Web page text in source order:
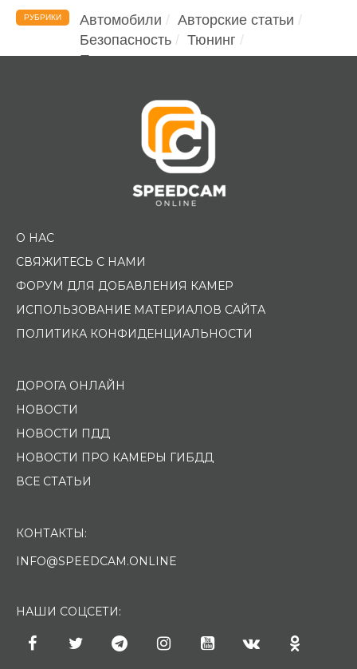
РУБРИКИ Автомобили
Авторские статьи
Безопасность
Тюнинг
Помощь водителю
О НАС
СВЯЖИТЕСЬ С НАМИ
ФОРУМ ДЛЯ ДОБАВЛЕНИЯ КАМЕР
ИСПОЛЬЗОВАНИЕ МАТЕРИАЛОВ САЙТА
ПОЛИТИКА КОНФИДЕНЦИАЛЬНОСТИ
ДОРОГА ОНЛАЙН
НОВОСТИ
НОВОСТИ ПДД
НОВОСТИ ПРО КАМЕРЫ ГИБДД
ВСЕ СТАТЬИ
КОНТАКТЫ:
INFO@SPEEDCAM.ONLINE
НАШИ СОЦСЕТИ: